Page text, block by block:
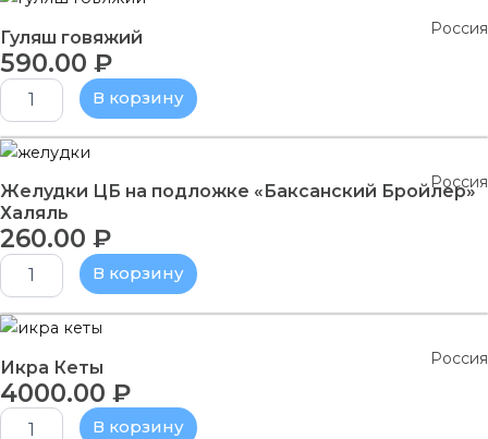
Россия
Гуляш говяжий
590.00 ₽
Гуляш
говяжий
В корзину
Россия
Желудки ЦБ на подложке «Баксанский Бройлер»
Халяль
260.00 ₽
Количество
Желудки
ЦБ
на
подложке
"Баксанский
Бройлер"
Халяль
В корзину
Россия
Икра Кеты
4000.00 ₽
Количество
Икра
Кеты
В корзину